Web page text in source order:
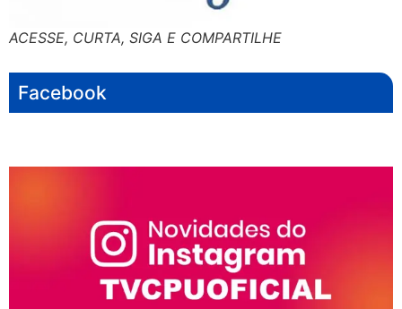
ACESSE, CURTA, SIGA E COMPARTILHE
Facebook